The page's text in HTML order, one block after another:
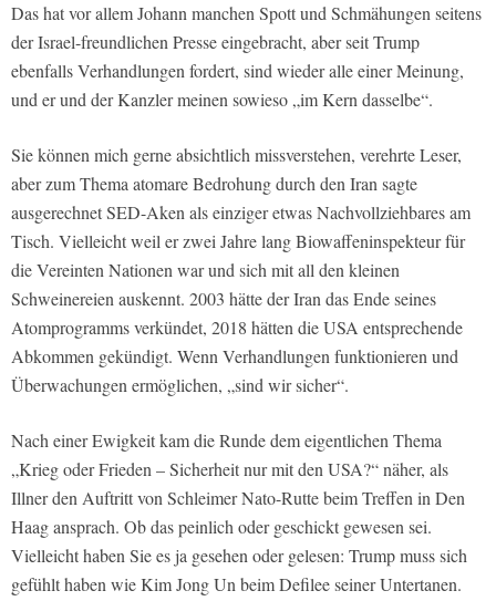
Das hat vor allem Johann manchen Spott und Schmähungen seitens
der Israel-freundlichen Presse eingebracht, aber seit Trump
ebenfalls Verhandlungen fordert, sind wieder alle einer Meinung,
und er und der Kanzler meinen sowieso „im Kern dasselbe“.
Sie können mich gerne absichtlich missverstehen, verehrte Leser,
aber zum Thema atomare Bedrohung durch den Iran sagte
ausgerechnet SED-Aken als einziger etwas Nachvollziehbares am
Tisch. Vielleicht weil er zwei Jahre lang Biowaffeninspekteur für
die Vereinten Nationen war und sich mit all den kleinen
Schweinereien auskennt. 2003 hätte der Iran das Ende seines
Atomprogramms verkündet, 2018 hätten die USA entsprechende
Abkommen gekündigt. Wenn Verhandlungen funktionieren und
Überwachungen ermöglichen, „sind wir sicher“.
Nach einer Ewigkeit kam die Runde dem eigentlichen Thema
„Krieg oder Frieden – Sicherheit nur mit den USA?“ näher, als
Illner den Auftritt von Schleimer Nato-Rutte beim Treffen in Den
Haag ansprach. Ob das peinlich oder geschickt gewesen sei.
Vielleicht haben Sie es ja gesehen oder gelesen: Trump muss sich
gefühlt haben wie Kim Jong Un beim Defilee seiner Untertanen.